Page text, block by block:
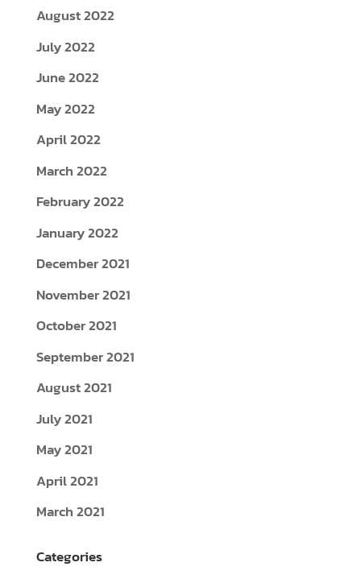
August 2022
July 2022
June 2022
May 2022
April 2022
March 2022
February 2022
January 2022
December 2021
November 2021
October 2021
September 2021
August 2021
July 2021
May 2021
April 2021
March 2021
Categories